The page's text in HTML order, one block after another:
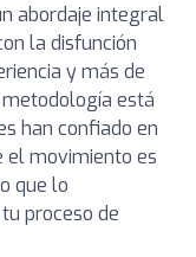
abordaje integral
la disfunción
y más de
está
han confiado en
el movimiento es
que lo
proceso de